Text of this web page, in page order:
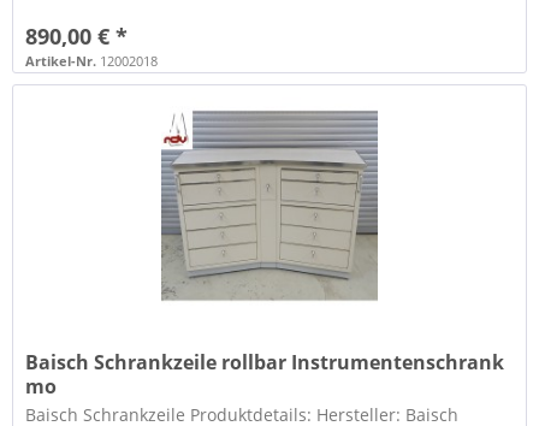
890,00 € *
Artikel-Nr. 12002018
Baisch Schrankzeile rollbar Instrumentenschrank
mo
Baisch Schrankzeile Produktdetails: Hersteller: Baisch